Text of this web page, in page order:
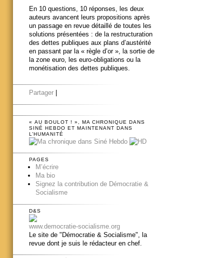
En 10 questions, 10 réponses, les deux
auteurs avancent leurs propositions après
un passage en revue détaillé de toutes les
solutions présentées : de la restructuration
des dettes publiques aux plans d’austérité
en passant par la « règle d’or », la sortie de
la zone euro, les euro-obligations ou la
monétisation des dettes publiques.
Partager
« AU BOULOT ! », MA CHRONIQUE DANS
SINÉ HEBDO ET MAINTENANT DANS
L’HUMANITÉ
PAGES
M’écrire
Ma bio
Signez la contribution de Démocratie &
Socialisme
D&S
www.democratie-socialisme.org
Le site de "Démocratie & Socialisme", la
revue dont je suis le rédacteur en chef.